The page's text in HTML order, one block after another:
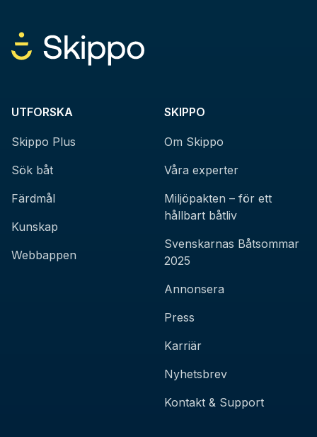
UTFORSKA
Skippo Plus
Sök båt
Färdmål
Kunskap
Webbappen
SKIPPO
Om Skippo
Våra experter
Miljöpakten – för ett
hållbart båtliv
Svenskarnas Båtsommar
2025
Annonsera
Press
Karriär
Nyhetsbrev
Kontakt & Support